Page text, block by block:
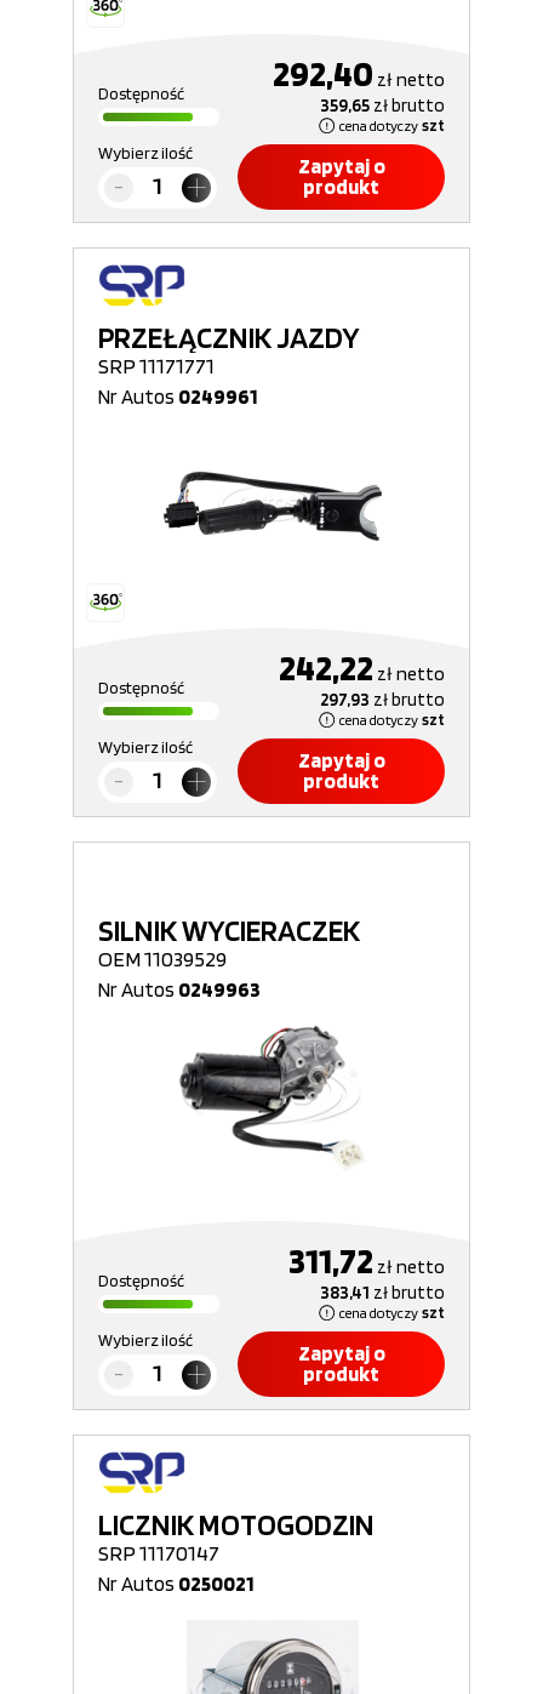
Dostępność 292,40 złnetto
359,65 złbrutto
cena dotyczy szt
Wybierz ilość
Zapytaj o
produkt
PRZEŁĄCZNIK JAZDY
SRP 11171771
Nr Autos 0249961
Dostępność 242,22 złnetto
297,93 złbrutto
cena dotyczy szt
Wybierz ilość
Zapytaj o
produkt
SILNIK WYCIERACZEK
OEM 11039529
Nr Autos 0249963
Dostępność 311,72 złnetto
383,41 złbrutto
cena dotyczy szt
Wybierz ilość
Zapytaj o
produkt
LICZNIK MOTOGODZIN
SRP 11170147
Nr Autos 0250021